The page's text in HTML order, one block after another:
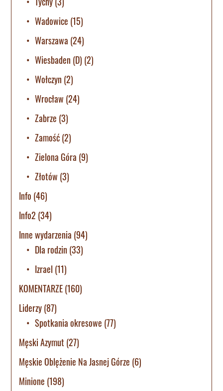
Wadowice (15)
Warszawa (24)
Wiesbaden (D) (2)
Wołczyn (2)
Wrocław (24)
Zabrze (3)
Zamość(2)
Zielona Góra (9)
Złotów (3)
Info (46)
Info2 (34)
Inne wydarzenia (94)
Dla rodzin (33)
Izrael (11)
KOMENTARZE(160)
Liderzy(87)
Spotkania okresowe (77)
Męski Azymut (27)
Męskie Oblężenie Na Jasnej Górze (6)
Minione (198)